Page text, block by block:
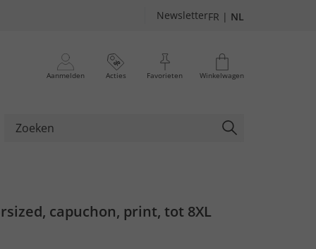
NewsletterFR | NL
Aanmelden Acties Favorieten Winkelwagen
capuchon, print, tot 8XL